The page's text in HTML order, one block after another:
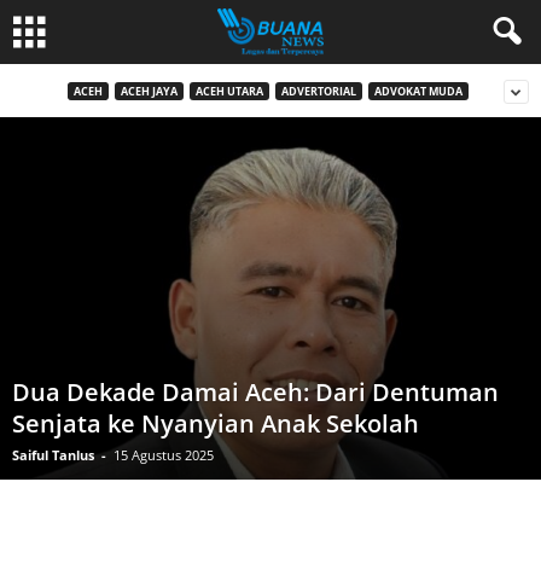
ACEH ACEH JAYA ACEH UTARA ADVERTORIAL ADVOKAT MUDA
Dua Dekade Damai Aceh: Dari Dentuman
Senjata ke Nyanyian Anak Sekolah
Saiful Tanlus - 15 Agustus 2025